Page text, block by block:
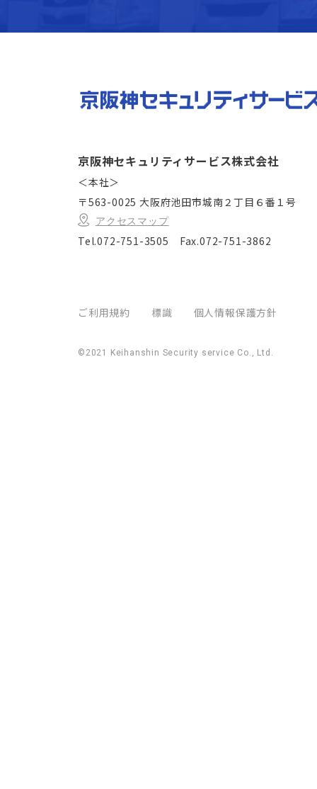
京阪神セキュリティサービス株式会社
＜本社＞
〒563-0025 大阪府池田市城南２丁目６番１号
アクセスマップ
Tel.072-751-3505 Fax.072-751-3862
ご利用規約 標識 個人情報保護方針
©2021 Keihanshin Security service Co., Ltd.